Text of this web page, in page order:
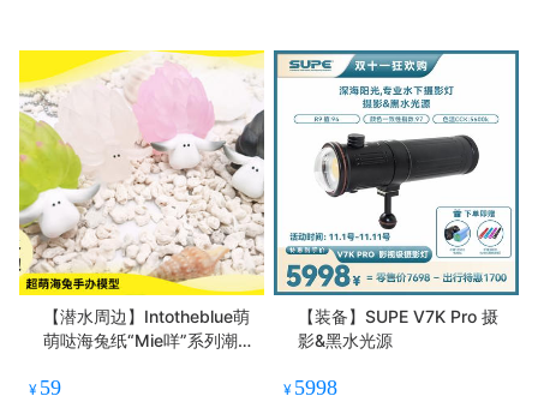
【潜水周边】Intotheblue萌
萌哒海兔纸“Mie咩”系列潮玩
¥ 59
【装备】SUPE V7K Pro 摄
影&黑水光源
¥ 5998